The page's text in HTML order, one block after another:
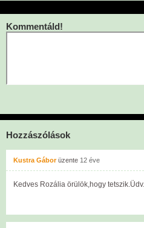
Kommentáld!
Hozzászólások
Kustra Gáborüzente 12 éve
Kedves Rozália örülök,hogy